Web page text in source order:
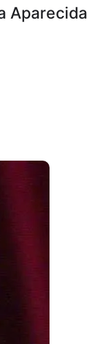
Aparecida